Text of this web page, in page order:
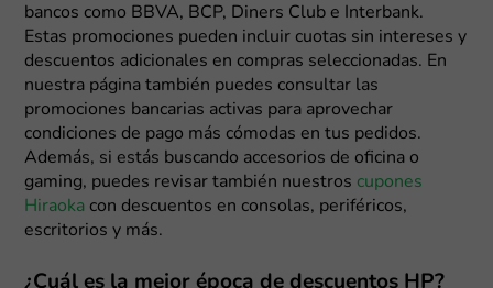
bancos como BBVA, BCP, Diners Club e Interbank.
Estas promociones pueden incluir cuotas sin intereses y
descuentos adicionales en compras seleccionadas. En
nuestra página también puedes consultar las
promociones bancarias activas para aprovechar
condiciones de pago más cómodas en tus pedidos.
Además, si estás buscando accesorios de oficina o
gaming, puedes revisar también nuestros cupones
Hiraoka con descuentos en consolas, periféricos,
escritorios y más.
¿Cuál es la mejor época de descuentos HP?